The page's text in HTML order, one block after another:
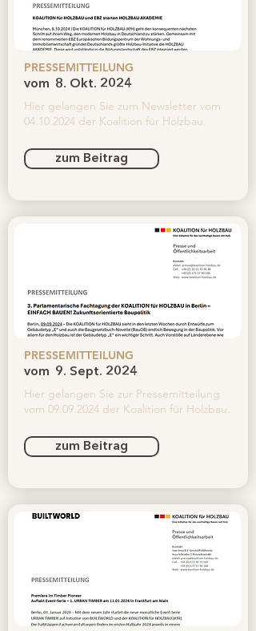
PRESSEMITTEILUNG
vom 8. Okt. 2024
Hier gelangen Sie zum Newsletter vom
04.10.2024 der Koalition für Holzbau.
zum Beitrag
PRESSEMITTEILUNG
vom 9. Sept. 2024
Hier gelangen Sie zur Pressemitteilung
vom 09.09.2024 der Koalition für Holzbau.
zum Beitrag